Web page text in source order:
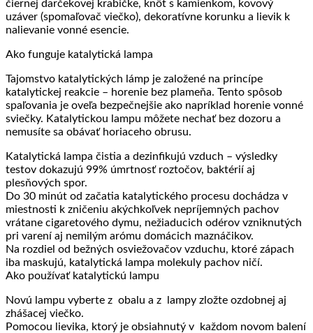
čiernej darčekovej krabičke, knôt s kamienkom, kovový
uzáver (spomaľovač viečko), dekoratívne korunku a lievik k
nalievanie vonné esencie.
Ako funguje katalytická lampa
Tajomstvo katalytických lámp je založené na princípe
katalytickej reakcie – horenie bez plameňa. Tento spôsob
spaľovania je oveľa bezpečnejšie ako napríklad horenie vonné
sviečky. Katalytickou lampu môžete nechať bez dozoru a
nemusíte sa obávať horiaceho obrusu.
Katalytická lampa čistia a dezinfikujú vzduch – výsledky
testov dokazujú 99% úmrtnosť roztočov, baktérií aj
plesňových spor.
Do 30 minút od začatia katalytického procesu dochádza v
miestnosti k zničeniu akýchkoľvek nepríjemných pachov
vrátane cigaretového dymu, nežiaducich odérov vzniknutých
pri varení aj nemilým arómu domácich maznáčikov.
Na rozdiel od bežných osviežovačov vzduchu, ktoré zápach
iba maskujú, katalytická lampa molekuly pachov ničí.
Ako používať katalytickú lampu
Novú lampu vyberte z obalu a z lampy zložte ozdobnej aj
zhášacej viečko.
Pomocou lievika, ktorý je obsiahnutý v každom novom balení